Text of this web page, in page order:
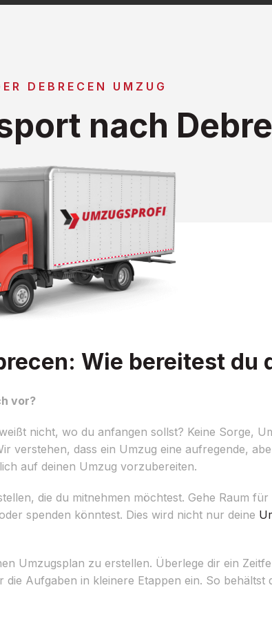
DEBRECEN UMZUG
nach
Wie bereitest du
vor?
nicht, wo du anfangen sollst? Keine Sorge,
verstehen, dass ein Umzug eine aufregende,
auf deinen Umzug vorzubereiten.
die du mitnehmen möchtest. Gehe Raum
spenden könntest. Dies wird nicht nur deine
Umzugsplan zu erstellen. Überlege dir ein
Aufgaben in kleinere Etappen ein. So behältst